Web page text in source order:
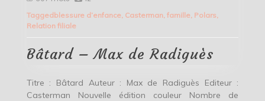
Max
Taggedblessure d’enfance, Casterman, famille, Polars
Relation filiale
Bâtard – Max de Radiguès
Titre : Bâtard Auteur : Max de Radiguès Editeur :
Casterman Nouvelle édition couleur Nombre de